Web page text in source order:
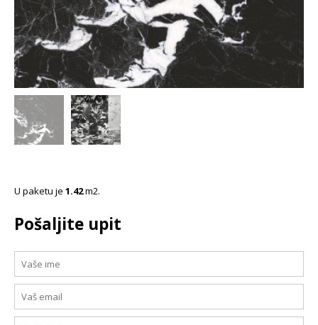
U paketu je 1.42m2.
Pošaljite upit